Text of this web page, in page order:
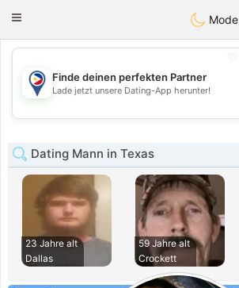
Philippines Chat
Toggle
Mode
💖
💕
Finde deinen perfekten Partner
Lade jetzt unsere Dating-App herunter!
Dating Mann in Texas
23 Jahre alt
Dallas
59 Jahre alt
Crockett